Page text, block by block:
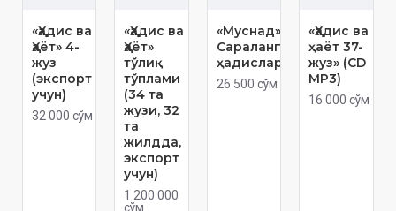
«Ҳадис ва
Ҳаёт» 4-
жуз
(экспорт
учун)
32 000 сўм
«Ҳадис ва
Ҳаёт»
тўлиқ
тўплами
(34 та
жузи, 32
та
жилдда,
экспорт
учун)
1 200 000
сўм
«Муснад»
Сараланган
ҳадислар
26 500 сўм
«Ҳадис ва
ҳаёт 37-
жуз» (CD
МР3)
16 000 сўм